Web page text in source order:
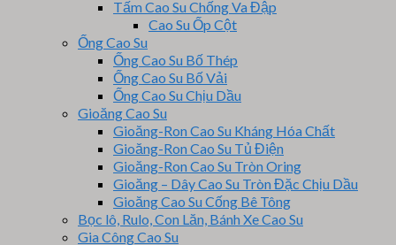
Tấm Cao Su Chống Va Đập
Cao Su Ốp Cột
Ống Cao Su
Ống Cao Su Bố Thép
Ống Cao Su Bố Vải
Ống Cao Su Chịu Dầu
Gioăng Cao Su
Gioăng-Ron Cao Su Kháng Hóa Chất
Gioăng-Ron Cao Su Tủ Điện
Gioăng-Ron Cao Su Tròn Oring
Gioăng – Dây Cao Su Tròn Đặc Chịu Dầu
Gioăng Cao Su Cống Bê Tông
Bọc lô, Rulo, Con Lăn, Bánh Xe Cao Su
Gia Công Cao Su